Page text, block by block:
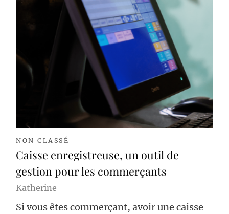
NON CLASSÉ
Caisse enregistreuse, un outil de
gestion pour les commerçants
Katherine
Si vous êtes commerçant, avoir une caisse